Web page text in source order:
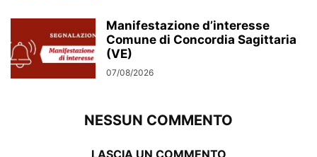
Manifestazione d’interesse
Comune di Concordia Sagittaria
(VE)
07/08/2026
NESSUN COMMENTO
LASCIA UN COMMENTO